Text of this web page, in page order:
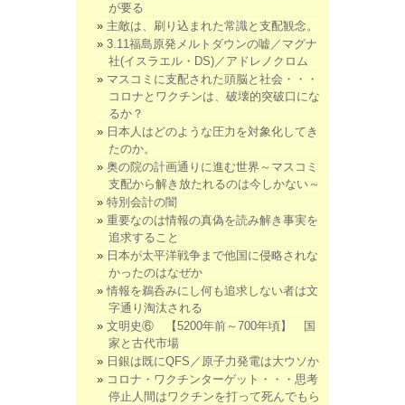
が要る
主敵は、刷り込まれた常識と支配観念。
3.11福島原発メルトダウンの嘘／マグナ
社(イスラエル・DS)／アドレノクロム
マスコミに支配された頭脳と社会・・・
コロナとワクチンは、破壊的突破口にな
るか？
日本人はどのような圧力を対象化してき
たのか。
奥の院の計画通りに進む世界～マスコミ
支配から解き放たれるのは今しかない～
特別会計の闇
重要なのは情報の真偽を読み解き事実を
追求すること
日本が太平洋戦争まで他国に侵略されな
かったのはなぜか
情報を鵜呑みにし何も追求しない者は文
字通り淘汰される
文明史⑥ 【5200年前～700年頃】 国
家と古代市場
日銀は既にQFS／原子力発電は大ウソか
コロナ・ワクチンターゲット・・・思考
停止人間はワクチンを打って死んでもら